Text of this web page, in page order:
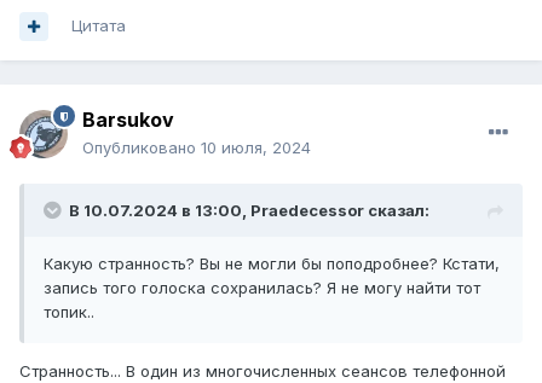
Цитата
Barsukov
Опубликовано 10 июля, 2024
В 10.07.2024 в 13:00, Praedecessor сказал:
Какую странность? Вы не могли бы поподробнее? Кстати,
запись того голоска сохранилась? Я не могу найти тот
топик..
Странность... В один из многочисленных сеансов телефонной